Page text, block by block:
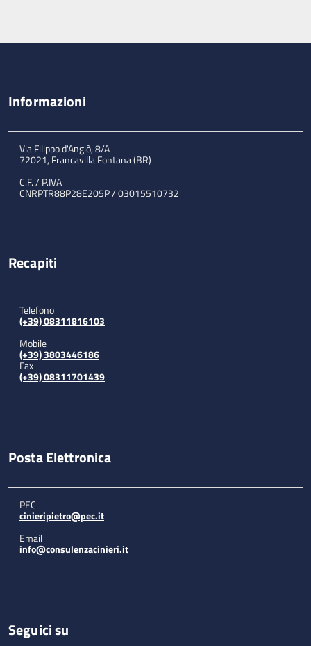
Informazioni
Via Filippo d'Angiò, 8/A
72021, Francavilla Fontana (BR)
C.F. / P.IVA
CNRPTR88P28E205P / 03015510732
Recapiti
Telefono
(+39) 08311816103
Mobile
(+39) 3803446186
Fax
(+39) 08311701439
Posta Elettronica
PEC
cinieripietro@pec.it
Email
info@consulenzacinieri.it
Seguici su